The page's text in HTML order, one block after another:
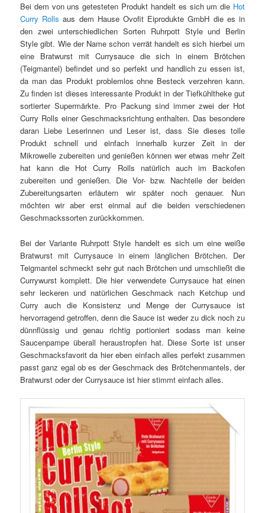
Bei dem von uns getesteten Produkt handelt es sich um die Hot
Curry Rolls aus dem Hause Ovofit Eiprodukte GmbH die es in
den zwei unterschiedlichen Sorten Ruhrpott Style und Berlin
Style gibt. Wie der Name schon verrät handelt es sich hierbei um
eine Bratwurst mit Currysauce die sich in einem Brötchen
(Teigmantel) befindet und so perfekt und handlich zu essen ist,
da man das Produkt problemlos ohne Besteck verzehren kann.
Zu finden ist dieses interessante Produkt in der Tiefkühltheke gut
sortierter Supermärkte. Pro Packung sind immer zwei der Hot
Curry Rolls einer Geschmacksrichtung enthalten. Das besondere
daran Liebe Leserinnen und Leser ist, dass Sie dieses tolle
Produkt schnell und einfach innerhalb kurzer Zeit in der
Mikrowelle zubereiten und genießen können wer etwas mehr Zeit
hat kann die Hot Curry Rolls natürlich auch im Backofen
zubereiten und genießen. Die Vor- bzw. Nachteile der beiden
Zubereitungsarten erläutern wir später noch genauer. Nun
möchten wir aber erst einmal auf die beiden verschiedenen
Geschmackssorten zurückkommen.
Bei der Variante Ruhrpott Style handelt es sich um eine weiße
Bratwurst mit Currysauce in einem länglichen Brötchen. Der
Teigmantel schmeckt sehr gut nach Brötchen und umschließt die
Currywurst komplett. Die hier verwendete Currysauce hat einen
sehr leckeren und natürlichen Geschmack nach Ketchup und
Curry auch die Konsistenz und Menge der Currysauce ist
hervorragend getroffen, denn die Sauce ist weder zu dick noch zu
dünnflüssig und genau richtig portioniert sodass man keine
Saucenpampe überall heraustropfen hat. Diese Sorte ist unser
Geschmacksfavorit da hier eben einfach alles perfekt zusammen
passt ganz egal ob es der Geschmack des Brötchenmantels, der
Bratwurst oder der Currysauce ist hier stimmt einfach alles.